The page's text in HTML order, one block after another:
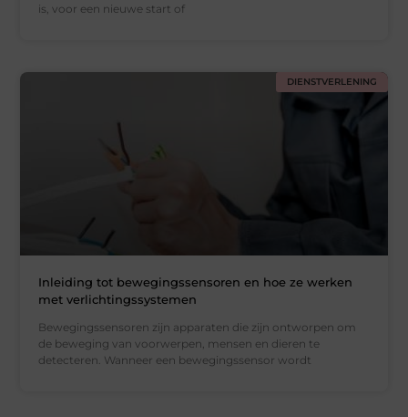
is, voor een nieuwe start of
DIENSTVERLENING
Inleiding tot bewegingssensoren en hoe ze werken
met verlichtingssystemen
Bewegingssensoren zijn apparaten die zijn ontworpen om
de beweging van voorwerpen, mensen en dieren te
detecteren. Wanneer een bewegingssensor wordt